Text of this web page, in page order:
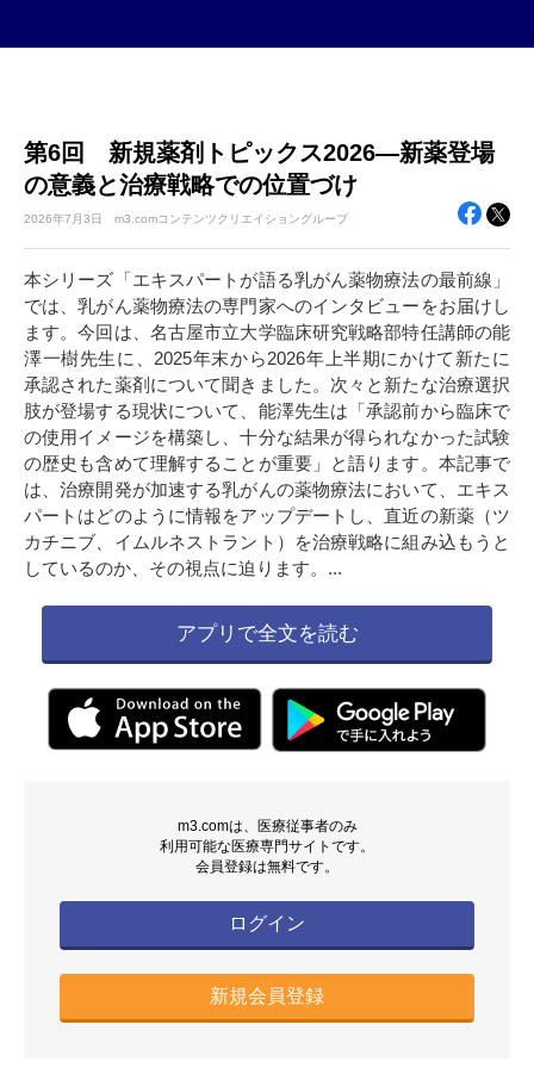
第6回 新規薬剤トピックス2026―新薬登場
の意義と治療戦略での位置づけ
2026年7月3日 m3.comコンテンツクリエイショングループ
本シリーズ「エキスパートが語る乳がん薬物療法の最前線」
では、乳がん薬物療法の専門家へのインタビューをお届けし
ます。今回は、名古屋市立大学臨床研究戦略部特任講師の能
澤一樹先生に、2025年末から2026年上半期にかけて新たに
承認された薬剤について聞きました。次々と新たな治療選択
肢が登場する現状について、能澤先生は「承認前から臨床で
の使用イメージを構築し、十分な結果が得られなかった試験
の歴史も含めて理解することが重要」と語ります。本記事で
は、治療開発が加速する乳がんの薬物療法において、エキス
パートはどのように情報をアップデートし、直近の新薬（ツ
カチニブ、イムルネストラント）を治療戦略に組み込もうと
しているのか、その視点に迫ります。...
アプリで全文を読む
m3.comは、医療従事者のみ
利用可能な医療専門サイトです。
会員登録は無料です。
ログイン
新規会員登録